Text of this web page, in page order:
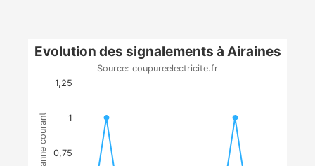
Evolution des signalements à Airaines
Source: coupureelectricite.fr
0,75
1
1,25